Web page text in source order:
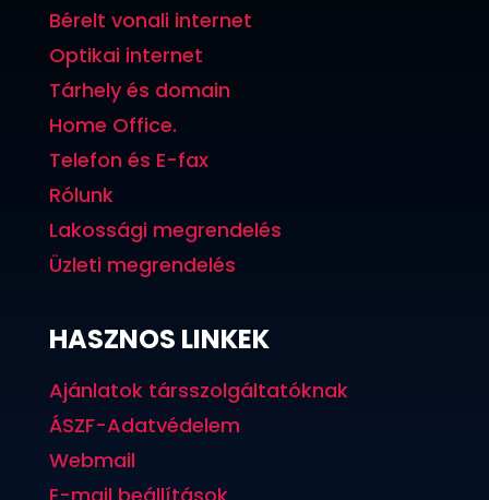
Bérelt vonali internet
Optikai internet
Tárhely és domain
Home Office.
Telefon és E-fax
Rólunk
Lakossági megrendelés
Üzleti megrendelés
HASZNOS LINKEK
Ajánlatok társszolgáltatóknak
ÁSZF-Adatvédelem
Webmail